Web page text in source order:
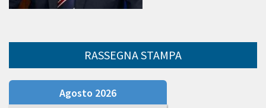
RASSEGNA STAMPA
Agosto 2026